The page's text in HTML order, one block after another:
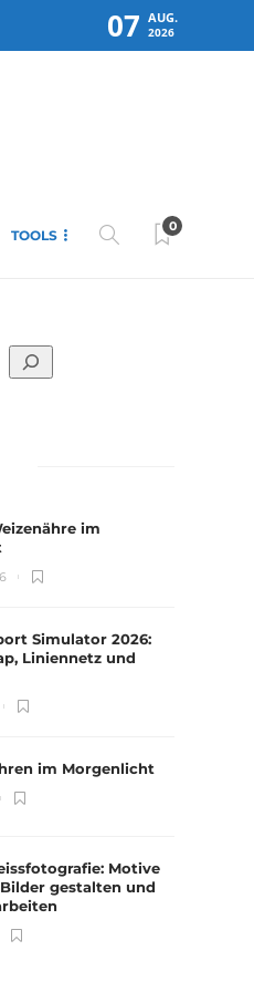
07 AUG.
2026
TOOLS
0
im
Simulator 2026:
Liniennetz und
im Morgenlicht
Motive
gestalten und